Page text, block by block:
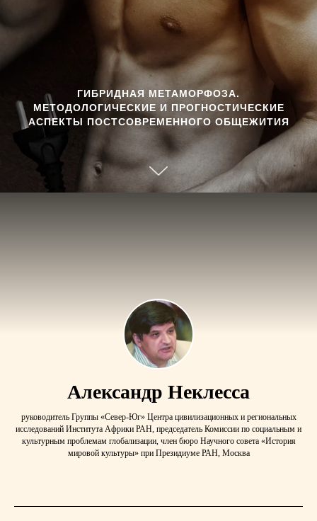
ГИБРИДНАЯ МЕТАМОРФОЗА.
МЕТОДОЛОГИЧЕСКИЕ И ПРОГНОСТИЧЕСКИЕ
АСПЕКТЫ ПОСТСОВРЕМЕННОГО ОБЩЕЖИТИЯ
Александр Неклесса
руководитель Группы «Север-Юг» Центра цивилизационных и региональных
исследований Института Африки РАН, председатель Комиссии по социальным и
культурным проблемам глобализации, член бюро Научного совета «История
мировой культуры» при Президиуме РАН, Москва